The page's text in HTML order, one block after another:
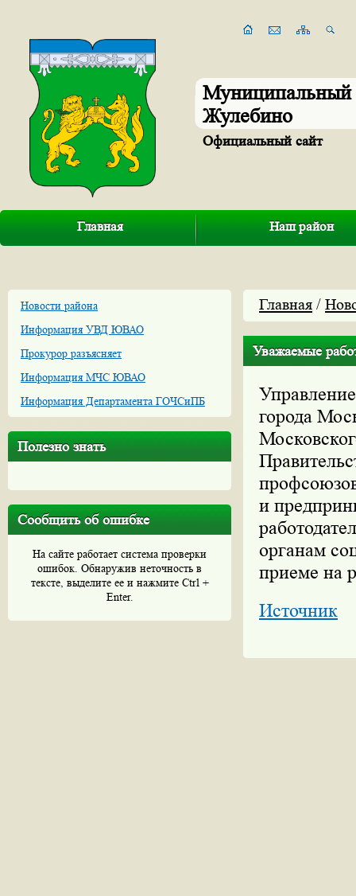
Муниципальный
Жулебино
Официальный сайт
Главная Наш район
Новости района
Информация УВД ЮВАО
Прокурор разъясняет
Информация МЧС ЮВАО
Информация Департамента ГОЧСиПБ
Полезно знать
Сообщить об ошибке
На сайте работает система проверки
ошибок. Обнаружив неточность в
тексте, выделите ее и нажмите Ctrl +
Enter.
Главная /
Уважаемые
города
и
органам
приеме на
Источник